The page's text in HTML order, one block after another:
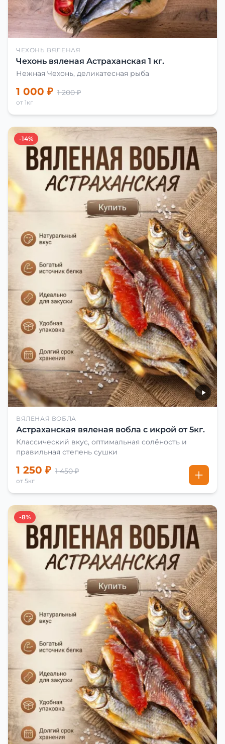
ЧЕХОНЬ ВЯЛЕНАЯ
Чехонь вяленая Астраханская 1 кг.
Нежная Чехонь, деликатесная рыба
1 000 ₽ 1 200 ₽
от 1кг
-14%
ВЯЛЕНАЯ ВОБЛА
Астраханская вяленая вобла с икрой от 5кг.
Классический вкус, оптимальная солёность и
правильная степень сушки
1 250 ₽ 1 450 ₽
от 5кг
-8%